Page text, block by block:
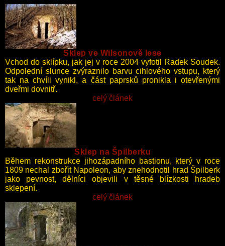
Sklep ve Wilsonově lese
Vchod do sklípku, jak jej v roce 2004 vyfotil Radek Soudek.
Odpolední slunce zvýraznilo barvu cihlového vstupu, který
tak na chvíli vynikl, a část paprsků pronikla i otevřenými
dveřmi dovnitř.
foto Radovan SAD Soudekcelý článek
Sklep na Špilberku
Během rekonstrukce jihozápadního bastionu, který v roce
1809 nechal zbořit Napoleon, aby znehodnotil hrad Špilberk
jako pevnost, dělníci objevili v těsné blízkosti hradeb
sklepení.
celý článek